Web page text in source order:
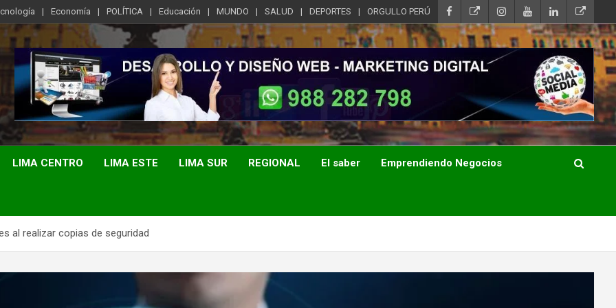
Economía POLÍTICA Educación MUNDO SALUD DEPORTES ORGULLO PERÚ
LIMA CENTRO LIMA ESTE LIMA SUR REGIONAL El saber Emprendiendo Negocios
al realizar copias de seguridad